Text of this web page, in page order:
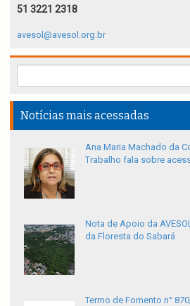
51 3221 2318
avesol@avesol.org.br
Notícias mais acessadas
Ana Maria Machado da
Trabalho fala sobre
Nota de Apoio da
da Floresta do Sabará
Termo de Fomento n°